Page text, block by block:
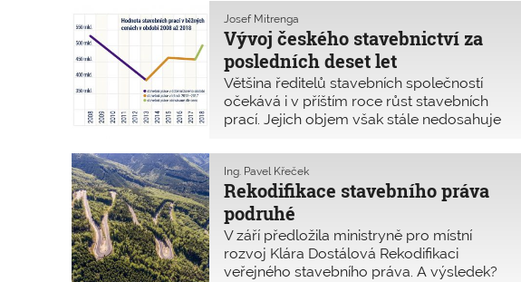
pouhého ohlášení. No nevím, ta neustálá
chaotická rozhodnutí nemohou přinést asi
nic dobrého. Jeden kolega dokonce
vyslovil skeptický pohled, že přestává
fungovat to, co ještě fungovalo. Stejný
přístup se mi zdá i u rekodifikace
stavebního práva. Dokonce je snaha, že
vysvětlit komplexně a v jednotlivých
návaznostech a souvislostech právní
úpravu na úse
Vývoj českého stavebnictví za
posledních deset let
Josef Mitrenga
Většina ředitelů stavebních společností
očekává i v příštím roce růst stavebních
prací. Jejich objem však stále nedosahuje
Rekodifikace stavebního práva
podruhé
Ing. Pavel Křeček
V září předložila ministryně pro místní
rozvoj Klára Dostálová Rekodifikaci
veřejného stavebního práva. A výsledek?